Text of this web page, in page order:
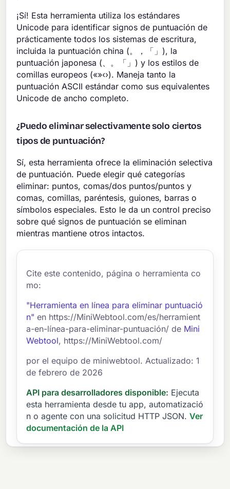
¡Sí! Esta herramienta utiliza los estándares
Unicode para identificar signos de puntuación de
prácticamente todos los sistemas de escritura,
incluida la puntuación china (。，「」), la
puntuación japonesa (、。「」) y los estilos de
comillas europeos («»‹›). Maneja tanto la
puntuación ASCII estándar como sus equivalentes
Unicode de ancho completo.
¿Puedo eliminar selectivamente solo ciertos
tipos de puntuación?
Sí, esta herramienta ofrece la eliminación selectiva
de puntuación. Puede elegir qué categorías
eliminar: puntos, comas/dos puntos/puntos y
comas, comillas, paréntesis, guiones, barras o
símbolos especiales. Esto le da un control preciso
sobre qué signos de puntuación se eliminan
mientras mantiene otros intactos.
Cite este contenido, página o herramienta co
mo:
"Herramienta en línea para eliminar puntuació
n" en https://MiniWebtool.com/es/herramient
a-en-línea-para-eliminar-puntuación/ de Mini
Webtool, https://MiniWebtool.com/
por el equipo de miniwebtool. Actualizado: 1
de febrero de 2026
API para desarrolladores disponible: Ejecuta
esta herramienta desde tu app, automatizació
n o agente con una solicitud HTTP JSON. Ver
documentación de la API